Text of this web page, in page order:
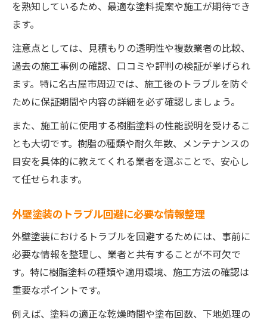
を熟知しているため、最適な塗料提案や施工が期待でき
ます。
注意点としては、見積もりの透明性や複数業者の比較、
過去の施工事例の確認、口コミや評判の検証が挙げられ
ます。特に名古屋市周辺では、施工後のトラブルを防ぐ
ために保証期間や内容の詳細を必ず確認しましょう。
また、施工前に使用する樹脂塗料の性能説明を受けるこ
とも大切です。樹脂の種類や耐久年数、メンテナンスの
目安を具体的に教えてくれる業者を選ぶことで、安心し
て任せられます。
外壁塗装のトラブル回避に必要な情報整理
外壁塗装におけるトラブルを回避するためには、事前に
必要な情報を整理し、業者と共有することが不可欠で
す。特に樹脂塗料の種類や適用環境、施工方法の確認は
重要なポイントです。
例えば、塗料の適正な乾燥時間や塗布回数、下地処理の